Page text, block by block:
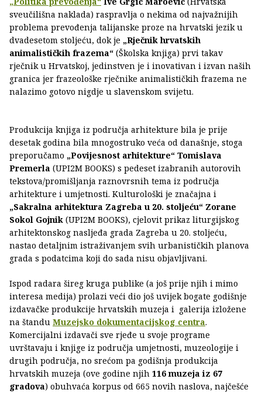
sveučilišna naklada) raspravlja o nekima od najvažnijih
problema prevođenja talijanske proze na hrvatski jezik u
dvadesetom stoljeću, dok je „Rječnik hrvatskih
animalističkih frazema“ (Školska knjiga) prvi takav
rječnik u Hrvatskoj, jedinstven je i inovativan i izvan naših
granica jer frazeološke rječnike animalističkih frazema ne
nalazimo gotovo nigdje u slavenskom svijetu.
Produkcija knjiga iz područja arhitekture bila je prije
desetak godina bila mnogostruko veća od današnje, stoga
preporučamo „Povijesnost arhitekture“ Tomislava
Premerla (UPI2M BOOKS) s pedeset izabranih autorovih
tekstova/promišljanja raznovrsnih tema iz područja
arhitekture i umjetnosti. Kulturološki je značajna i
„Sakralna arhitektura Zagreba u 20. stoljeću“ Zorane
Sokol Gojnik (UPI2M BOOKS), cjelovit prikaz liturgijskog
arhitektonskog nasljeđa grada Zagreba u 20. stoljeću,
nastao detaljnim istraživanjem svih urbanističkih planova
grada s podatcima koji do sada nisu objavljivani.
Ispod radara šireg kruga publike (a još prije njih i mimo
interesa medija) prolazi veći dio još uvijek bogate godišnje
izdavačke produkcije hrvatskih muzeja i galerija izložene
na štandu Muzejsko dokumentacijskog centra.
Komercijalni izdavači sve rjeđe u svoje programe
uvrštavaju i knjige iz područja umjetnosti, muzeologije i
drugih područja, no srećom pa godišnja produkcija
hrvatskih muzeja (ove godine njih 116 muzeja iz 67
gradova) obuhvaća korpus od 665 novih naslova, najčešće